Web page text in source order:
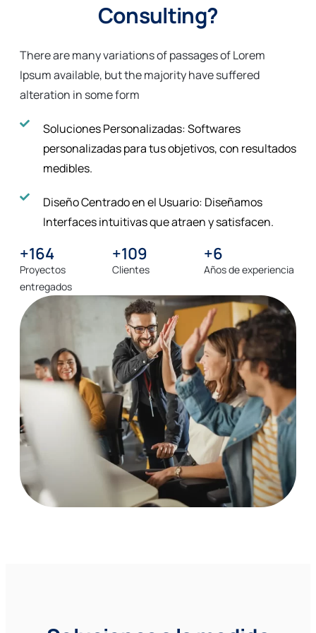
Consulting?
There are many variations of passages of Lorem
Ipsum available, but the majority have suffered
alteration in some form
Soluciones Personalizadas: Softwares
personalizadas para tus objetivos, con resultados
medibles.
Diseño Centrado en el Usuario: Diseñamos
Interfaces intuitivas que atraen y satisfacen.
Proyectos
entregados
+273
Clientes
+181
Años de experiencia
+10